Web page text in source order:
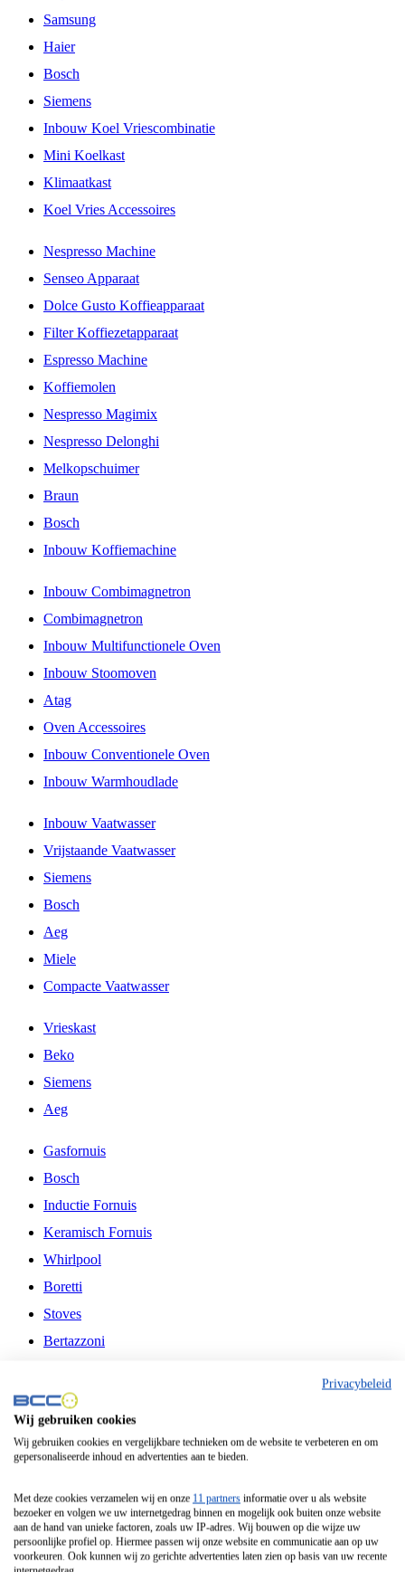
Samsung
Haier
Bosch
Siemens
Inbouw Koel Vriescombinatie
Mini Koelkast
Klimaatkast
Koel Vries Accessoires
Nespresso Machine
Senseo Apparaat
Dolce Gusto Koffieapparaat
Filter Koffiezetapparaat
Espresso Machine
Koffiemolen
Nespresso Magimix
Nespresso Delonghi
Melkopschuimer
Braun
Bosch
Inbouw Koffiemachine
Inbouw Combimagnetron
Combimagnetron
Inbouw Multifunctionele Oven
Inbouw Stoomoven
Atag
Oven Accessoires
Inbouw Conventionele Oven
Inbouw Warmhoudlade
Inbouw Vaatwasser
Vrijstaande Vaatwasser
Siemens
Bosch
Aeg
Miele
Compacte Vaatwasser
Vrieskast
Beko
Siemens
Aeg
Gasfornuis
Bosch
Inductie Fornuis
Keramisch Fornuis
Whirlpool
Boretti
Stoves
Bertazzoni
Fitelli
Airfryer
Frituurpan
Contactgrill
Broodbakmachine
Broodrooster
Privacybeleid
Wij gebruiken cookies
Wij gebruiken cookies en vergelijkbare technieken om de website te verbeteren en om
gepersonaliseerde inhoud en advertenties aan te bieden.
Met deze cookies verzamelen wij en onze 11 partners informatie over u als website
bezoeker en volgen we uw internetgedrag binnen en mogelijk ook buiten onze website
aan de hand van unieke factoren, zoals uw IP-adres. Wij bouwen op die wijze uw
persoonlijke profiel op. Hiermee passen wij onze website en communicatie aan op uw
voorkeuren. Ook kunnen wij zo gerichte advertenties laten zien op basis van uw recente